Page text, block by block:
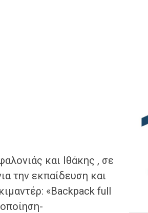
και Ιθάκης , σε
την εκπαίδευση και
«Backpack full